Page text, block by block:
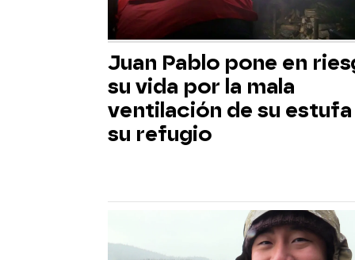
Juan Pablo pone en
su vida por la mala
ventilación de su estufa
su refugio